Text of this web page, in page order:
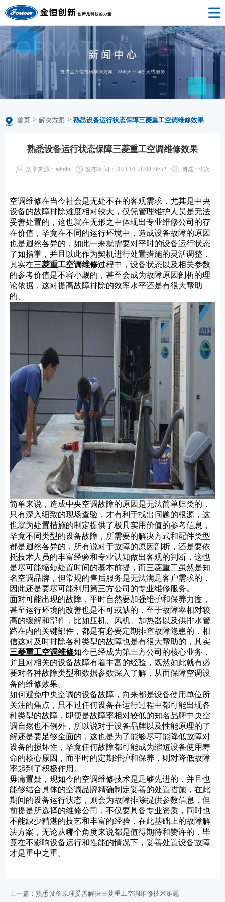
首页> 解决方案 > 熟悉设备运行状态保障三菱重工空调维修效果
熟悉设备运行状态保障三菱重工空调维修效果
文章来源：admin 发布时间：2021-01-28 08:56:52 浏览： 0次
空调维修在当今社会是无处不在的客观需求，尤其是中央
设备的故障排除难度相对较大，仅凭管理维护人员是无法
妥善处置的，这也就在无形之中体现出专业维修公司的存
在价值，毕竟在不同的运行环境中，造成设备故障的原因
也是迥然各异的，如此一来就需要对平时的设备运行状态
了如指掌，并且以此作为契机进行处置措施的灵活调整，
其实在三菱重工空调维修过程中，设备状态以及相关参数
的参考价值是不容小觑的，甚至会成为故障原因剖析的理
论依据，这对提高故障排除的效率水平还是有很大帮助
的。
简单来说，造成中央空调故障的原因是无法简单归类的，
只有深入细致的现场查验，才有利于找出问题的根源，这
也就为处置措施的制定提供了极具实用价值的参考信息，
毕竟不同类型的设备故障，所需要的解决方式和配件类型
都是迥然各异的，所有说对于故障的原因剖析，还是要依
托技术人员的丰富经验和专业认知做出客观的判断，这也
是尽可能缩短处置时间的基本前提，而三菱重工虽然是知
名空调品牌，但常规的售后服务是无法满足客户需求的，
因此还是要尽可能利用第三方公司的专业维修服务。
面对可能出现的故障，平时自然要加强维护和保养力度，
甚至运行环境的改善也是不可或缺的，至于故障率相对较
高的缓解和部件，比如压机、风机、加热器以及供排水管
路在内的关键部件，都是有必要定期排查故障隐患的，相
信这对及时排除各种类型的故障也是有很大帮助的，其实
三菱重工空调维修如今已经成为第三方公司的核心业务，
并且对相关的设备故障有着丰富的经验，既然如此就有必
要对各种故障类型和数据参数深入了解，从而保障空调设
备的维修效果。
如何避免中央空调的设备故障，向来都是设备使用单位所
关注的焦点，只不过任何设备在运行过程中都可能出现各
种类型的故障，即便是故障率相对较低的知名品牌中央空
调自然也不例外，所以说对于设备品牌以及性能原理的了
解还是要足够全面的，这也是为了能够尽可能降低故障对
设备的损坏性，毕竟任何故障都可能成为缩短设备使用寿
命的核心原因，而平时的定期维护和保养，则对降低故障
率起到了积极作用。
毋庸置疑，现如今的空调维修技术是足够先进的，并且也
能够结合具体的空调品牌精确制定妥善的处置措施，在此
期间的设备运行状态，则会为故障排除提供参数信息，但
前提是所选择的维修公司，不仅要具备专业资质，同时也
不能缺少精湛的技艺和丰富的经验，在此基础上的故障解
决方案，无论从哪个角度来说都是值得期待和赞许的，毕
竟在不影响设备运行和性能的情况下，妥善处置设备故障
才是重中之重。
上一篇： 熟悉设备原理妥善解决三菱重工空调维修技术难题